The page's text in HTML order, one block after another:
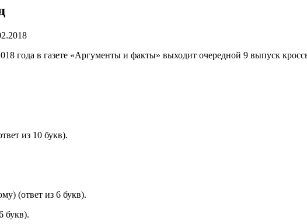
года в газете «Аргументы и факты» выходит очередной 9 выпуск
из 10 букв).
(ответ из 6 букв).
букв).